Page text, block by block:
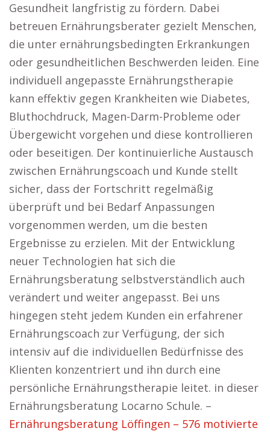
Gesundheit langfristig zu fördern. Dabei
betreuen Ernährungsberater gezielt Menschen,
die unter ernährungsbedingten Erkrankungen
oder gesundheitlichen Beschwerden leiden. Eine
individuell angepasste Ernährungstherapie
kann effektiv gegen Krankheiten wie Diabetes,
Bluthochdruck, Magen-Darm-Probleme oder
Übergewicht vorgehen und diese kontrollieren
oder beseitigen. Der kontinuierliche Austausch
zwischen Ernährungscoach und Kunde stellt
sicher, dass der Fortschritt regelmäßig
überprüft und bei Bedarf Anpassungen
vorgenommen werden, um die besten
Ergebnisse zu erzielen. Mit der Entwicklung
neuer Technologien hat sich die
Ernährungsberatung selbstverständlich auch
verändert und weiter angepasst. Bei uns
hingegen steht jedem Kunden ein erfahrener
Ernährungscoach zur Verfügung, der sich
intensiv auf die individuellen Bedürfnisse des
Klienten konzentriert und ihn durch eine
persönliche Ernährungstherapie leitet. in dieser
Ernährungsberatung Locarno Schule. –
Ernährungsberatung Löffingen – 576 motivierte